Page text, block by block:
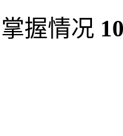
掌握情况